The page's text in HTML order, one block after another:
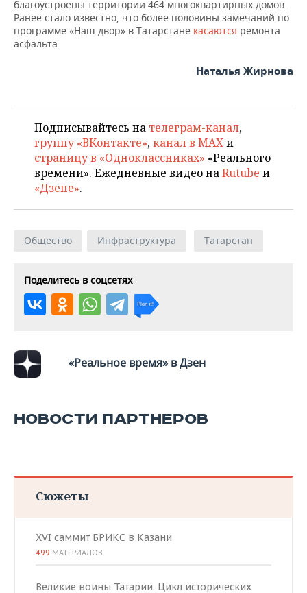
благоустроены территории 464 многоквартирных домов.
Ранее стало известно, что более половины замечаний по
программе «Наш двор» в Татарстане касаются ремонта
асфальта.
Наталья Жирнова
Подписывайтесь на телеграм-канал,
группу «ВКонтакте»,канал в MAXи
страницу в «Одноклассниках» «Реального
времени». Ежедневные видео наRutube и
«Дзене».
Общество Инфраструктура Татарстан
Поделитесь в соцсетях
«Реальное время» в Дзен
НОВОСТИ ПАРТНЕРОВ
Сюжеты
XVI саммит БРИКС в Казани
499 МАТЕРИАЛОВ
Великие воины Татарии. Цикл исторических